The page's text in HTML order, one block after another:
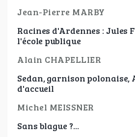
Jean-Pierre MARBY
Racines d'Ardennes : Jules
l'école publique
Alain CHAPELLIER
Sedan, garnison polonaise,
d'accueil
Michel MEISSNER
Sans blague ?...